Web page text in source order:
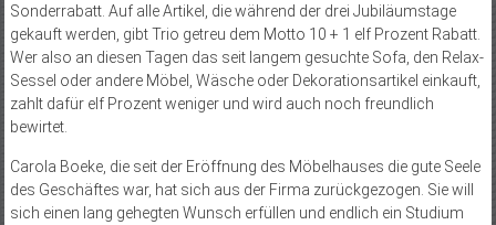
Sonderrabatt. Auf alle Artikel, die während der drei Jubiläumstage
gekauft werden, gibt Trio getreu dem Motto 10 + 1 elf Prozent Rabatt.
Wer also an diesen Tagen das seit langem gesuchte Sofa, den Relax-
Sessel oder andere Möbel, Wäsche oder Dekorationsartikel einkauft,
zahlt dafür elf Prozent weniger und wird auch noch freundlich
bewirtet.
Carola Boeke, die seit der Eröffnung des Möbelhauses die gute Seele
des Geschäftes war, hat sich aus der Firma zurückgezogen. Sie will
sich einen lang gehegten Wunsch erfüllen und endlich ein Studium